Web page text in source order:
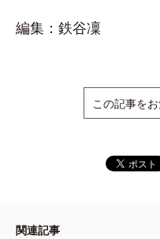
編集：鉄谷凜
この記事を
関連記事